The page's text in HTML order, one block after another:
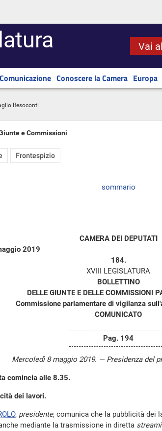
Vai
Comunicazione Conoscere la Camera Europa
Resoconti
e Commissioni
Frontespizio
sommario
CAMERA DEI DEPUTATI
2019
184.
XVIII LEGISLATURA
BOLLETTINO
DELLE GIUNTE E DELLE COMMISSIONI
Commissione parlamentare di vigilanza
COMUNICATO
Pag. 194
Mercoledì 8 maggio 2019. — Presidenza del
comincia alle 8.35.
dei lavori.
, presidente, comunica che la pubblicità dei
mediante la trasmissione in diretta